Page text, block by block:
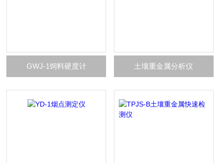
GWJ-1饲料硬度计 土壤重金属分析仪